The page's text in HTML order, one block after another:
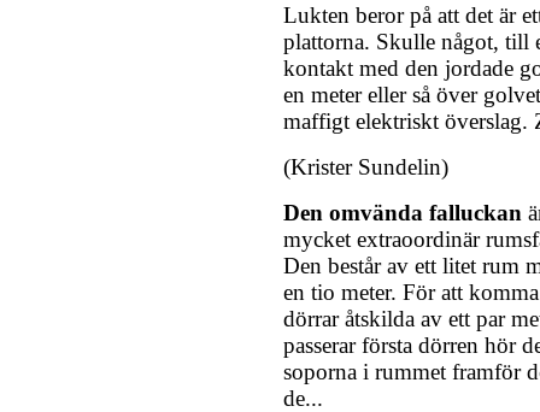
Lukten beror på att det är
plattorna. Skulle något, till
kontakt med den jordade
en meter eller så över
maffigt elektriskt överslag.
(Krister Sundelin)
Den omvända falluckan
mycket extraoordinär
Den består av ett litet rum
en tio meter. För att
dörrar åtskilda av ett par
passerar första dörren hör
soporna i rummet framför
de...